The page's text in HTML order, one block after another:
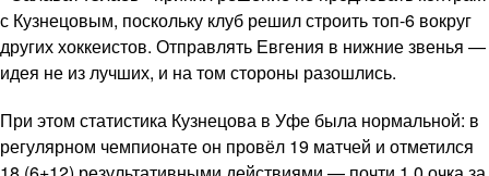
с Кузнецовым, поскольку клуб решил строить топ-6 вокруг
других хоккеистов. Отправлять Евгения в нижние звенья —
идея не из лучших, и на том стороны разошлись.
При этом статистика Кузнецова в Уфе была нормальной: в
регулярном чемпионате он провёл 19 матчей и отметился